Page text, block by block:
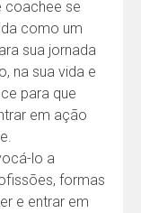
coachee se
como um
sua jornada
na sua vida e
para que
em ação
lo a
formas
e entrar em